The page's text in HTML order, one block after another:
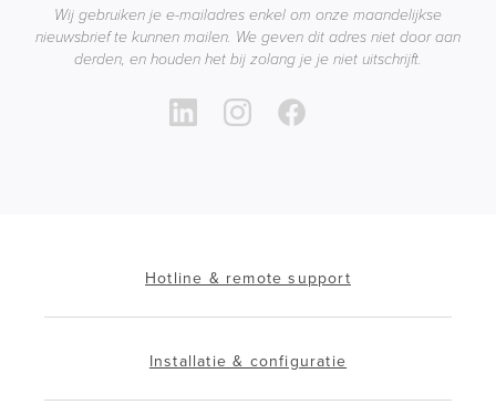
Wij gebruiken je e-mailadres enkel om onze maandelijkse
nieuwsbrief te kunnen mailen. We geven dit adres niet door aan
derden, en houden het bij zolang je je niet uitschrijft.
Hotline & remote support
Installatie & configuratie